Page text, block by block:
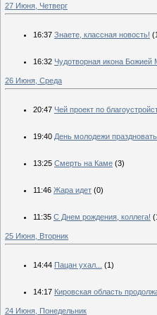
27 Июня, Четверг
16:37 Знаете, классная новость!
16:32 Чудотворная икона Божией
26 Июня, Среда
20:47 Чей проект по
19:40 День молодежи
13:25 Смерть на Каме (3)
11:46 Жара идет (0)
11:35 С Днем рождения, коллега!
25 Июня, Вторник
14:44 Пацан ухал... (1)
14:17 Кировская область
24 Июня, Понедельник